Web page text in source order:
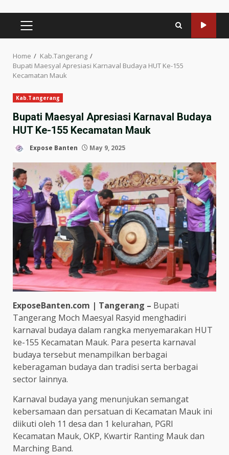
PRIMARY
MENU
Home
Kab.Tangerang
Bupati Maesyal Apresiasi Karnaval Budaya HUT Ke-155
Kecamatan Mauk
Kab.Tangerang
Bupati Maesyal Apresiasi Karnaval Budaya
HUT Ke-155 Kecamatan Mauk
Expose Banten May 9, 2025
ExposeBanten.com | Tangerang – Bupati
Tangerang Moch Maesyal Rasyid menghadiri
karnaval budaya dalam rangka menyemarakan HUT
ke-155 Kecamatan Mauk. Para peserta karnaval
budaya tersebut menampilkan berbagai
keberagaman budaya dan tradisi serta berbagai
sector lainnya.
Karnaval budaya yang menunjukan semangat
kebersamaan dan persatuan di Kecamatan Mauk ini
diikuti oleh 11 desa dan 1 kelurahan, PGRI
Kecamatan Mauk, OKP, Kwartir Ranting Mauk dan
Marching Band.